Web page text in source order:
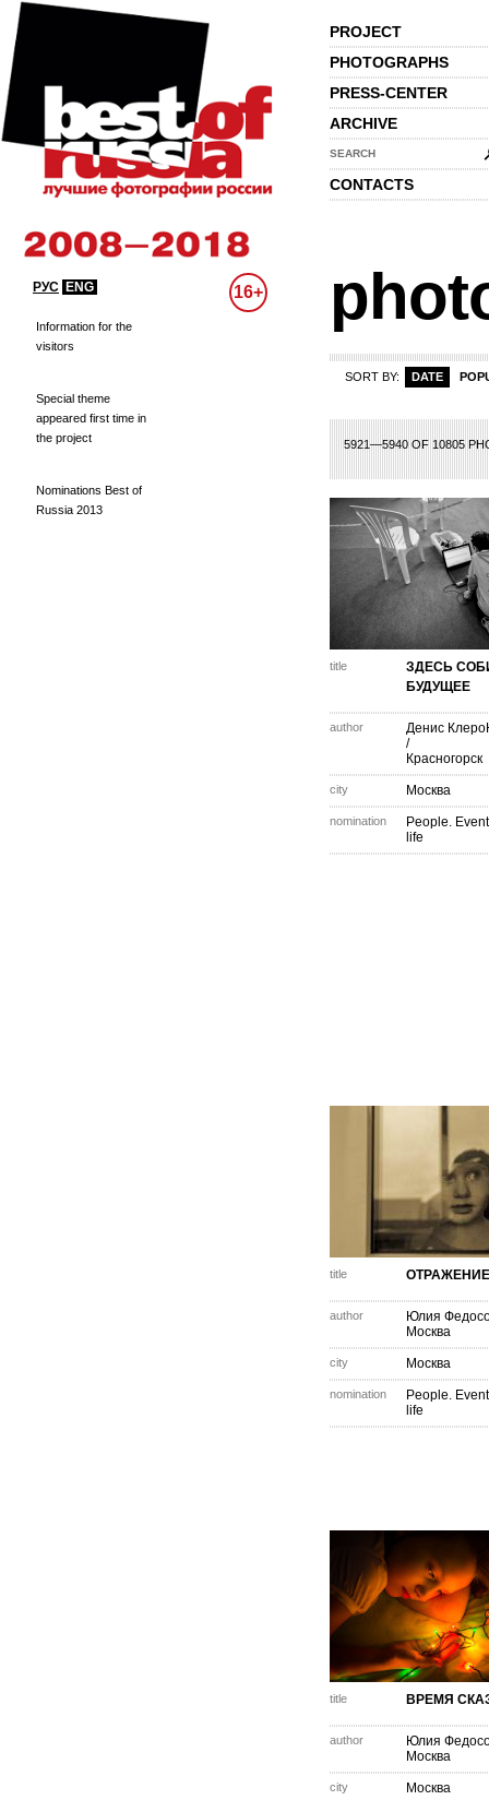
PROJECT
PHOTOGRAPHS
PRESS-CENTER
ARCHIVE
SEARCH
CONTACTS
РУС ENG 16+
Information for the
visitors
Special theme
appeared first time in
the project
Nominations Best of
Russia 2013
SORT BY: DATE
5921—5940 OF 10805
277 278 279 287 288 289 290
title
ЗДЕСЬ
БУДУЩЕЕ
author
Денис
/
Красногорск
city Москва
nomination
People.
life
title ОТРАЖЕНИЕ
author
Юлия
Москва
city Москва
nomination
People.
life
title ВРЕМЯ
author
Юлия
Москва
city Москва